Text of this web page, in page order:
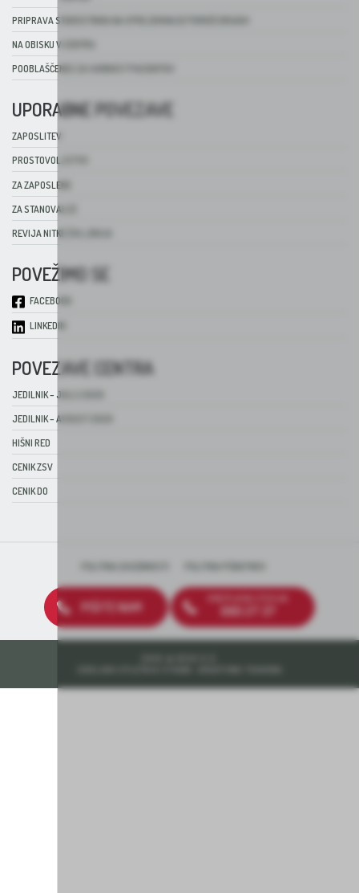
PRIPRAVA STAROSTNIKA NA SPREJEMANJE POMOČI DRUGIH
NA OBISKU V CENTRU
POOBLAŠČENEC ZA VARNOST PACIENTOV
UPORABNE POVEZAVE
ZAPOSLITEV
PROSTOVOLJSTVO
ZA ZAPOSLENE
ZA STANOVALCE
REVIJA NITKE ŽIVLJENJA
POVEŽIMO SE
FACEBOOK
LINKEDIN
POVEZAVE CENTRA
JEDILNIK – JULIJ 2026
JEDILNIK – AVGUST 2026
HIŠNI RED
CENIK ZSV
CENIK DO
PIŠITE NAM